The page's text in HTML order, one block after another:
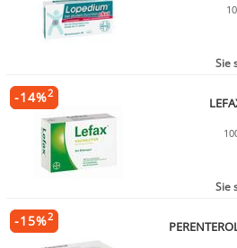
Sie
Sie
-14%2
-15%2